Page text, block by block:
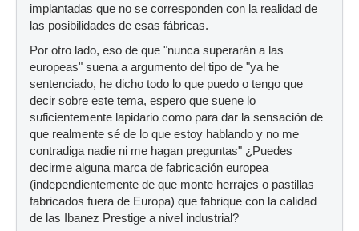
implantadas que no se corresponden con la realidad de
las posibilidades de esas fábricas.
Por otro lado, eso de que "nunca superarán a las
europeas" suena a argumento del tipo de "ya he
sentenciado, he dicho todo lo que puedo o tengo que
decir sobre este tema, espero que suene lo
suficientemente lapidario como para dar la sensación de
que realmente sé de lo que estoy hablando y no me
contradiga nadie ni me hagan preguntas" ¿Puedes
decirme alguna marca de fabricación europea
(independientemente de que monte herrajes o pastillas
fabricados fuera de Europa) que fabrique con la calidad
de las Ibanez Prestige a nivel industrial?